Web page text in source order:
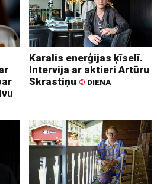
Karalis enerģijas ķīselī.
Intervija ar aktieri Artūru
Skrastiņu © DIENA